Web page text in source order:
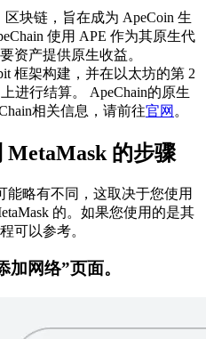
区块链，旨在成为 ApeCoin 生
使用 APE 作为其原生代
资产提供原生收益。
框架构建，并在以太坊的第 2
进行结算。
ApeChain的原生
相关信息，请前往官网 。
MetaMask 的步骤
能略有不同，这取决于您使用
的。如果您使用的是其
可以参考。
网络”页面。